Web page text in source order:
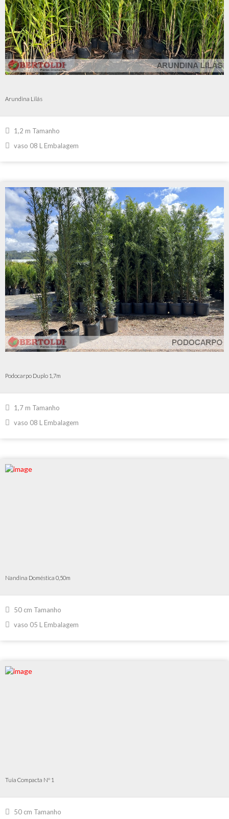
Arundina Lilás
1,2 m Tamanho
vaso 08 L Embalagem
Podocarpo Duplo 1,7m
1,7 m Tamanho
vaso 08 L Embalagem
Nandina Doméstica 0,50m
50 cm Tamanho
vaso 05 L Embalagem
Tuia Compacta Nº 1
50 cm Tamanho